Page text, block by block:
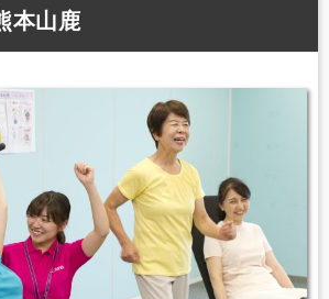
本山鹿